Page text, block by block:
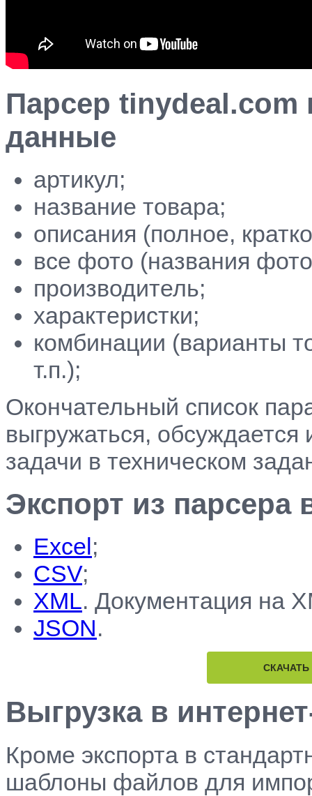
Парсер
данные
артикул;
название товара;
описания (полное,
все фото (названия
производитель;
характеристки;
комбинации (варианты
т.п.);
Окончательный список
выгружаться,
задачи в техническом
Экспорт из
Excel;
CSV;
XML. Документация на
JSON.
Выгрузка в
Кроме экспорта в
шаблоны файлов для